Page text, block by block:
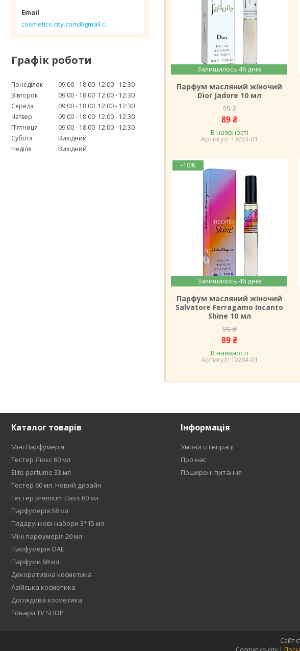
cosmetics.city.com@gmail.com
Графік роботи
Понеділок 09:00 18:00 12:00
12:30
Вівторок
09:00 18:00 12:00
12:30
Середа
09:00 18:00 12:00
12:30
Четвер
09:00 18:00 12:00
12:30
Пʼятниця
09:00 18:00 12:00
12:30
Субота
Вихідний
Неділя
Вихідний
Залишилось 46 днів
Парфум масляний жіночий
Dior Jadore 10 мл
99 ₴
89 ₴
В наявності
19263-01
–10%
Залишилось 46 днів
Парфум масляний жіночий
Salvatore Ferragamo Incanto
Shine 10 мл
99 ₴
89 ₴
В наявності
19284-01
Каталог товарів
Міні Парфумерія
Тестер Люкс 60 мл
Elite parfume 33 мл
Тестер 60 мл. Новий дизайн
Тестер premium class 60 мл
Парфумерія 58 мл
Плдарункові набори 3*15 мл
Міні парфумерія 20 мл
Паофумерія ОАЕ
Парфуми 68 мл
Декоративна косметика
Азійська косметика
Доглядова косметика
Товари TV SHOP
Інформація
Умови співпраці
Про нас
Поширені питання
Сайт